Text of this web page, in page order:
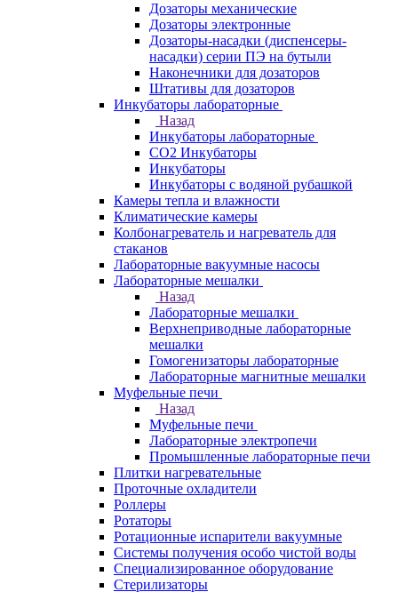
Дозаторы механические
Дозаторы электронные
Дозаторы-насадки (диспенсеры-
насадки) серии ПЭ на бутыли
Наконечники для дозаторов
Штативы для дозаторов
Инкубаторы лабораторные
Назад
Инкубаторы лабораторные
CO2 Инкубаторы
Инкубаторы
Инкубаторы с водяной рубашкой
Камеры тепла и влажности
Климатические камеры
Колбонагреватель и нагреватель для
стаканов
Лабораторные вакуумные насосы
Лабораторные мешалки
Назад
Лабораторные мешалки
Верхнеприводные лабораторные
мешалки
Гомогенизаторы лабораторные
Лабораторные магнитные мешалки
Муфельные печи
Назад
Муфельные печи
Лабораторные электропечи
Промышленные лабораторные печи
Плитки нагревательные
Проточные охладители
Роллеры
Ротаторы
Ротационные испарители вакуумные
Системы получения особо чистой воды
Специализированное оборудование
Стерилизаторы